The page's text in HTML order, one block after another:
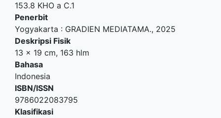
153.8 KHO a C.1
Penerbit
Yogyakarta : GRADIEN MEDIATAMA., 2025
Deskripsi Fisik
13 x 19 cm, 163 hlm
Bahasa
Indonesia
ISBN/ISSN
9786022083795
Klasifikasi